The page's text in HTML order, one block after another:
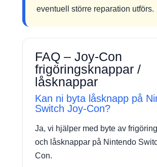
eventuell större reparation utförs.
FAQ – Joy-Con
frigöringsknappar /
låsknappar
Kan ni byta låsknapp på
Switch Joy-Con?
Ja, vi hjälper med byte av
och låsknappar på Nintendo
Con.